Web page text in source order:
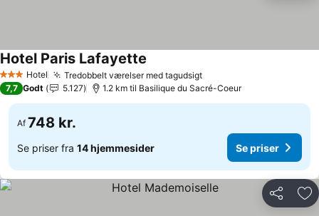
3 StjernerHotel Tredobbelt værelser med tagudsigtSe priser
Hotel Paris Lafayette
7,7 Godt 5.127 1.2 km til Basilique du Sacré-Coeur
Af 748 kr.
Se priser fra 14 hjemmesider Se priser
Del